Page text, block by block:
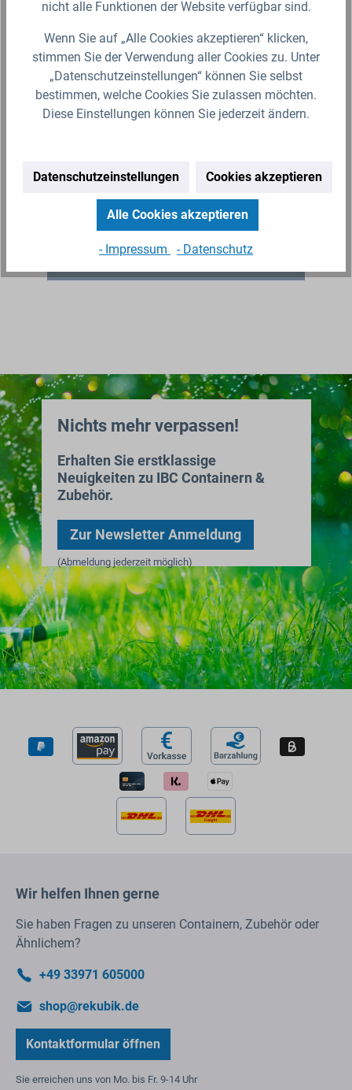
10x NBR Dichtung O-Ring für Innengewinde
Swivel Überwurfmutter
hervorragende Beständigkeit…
Lieferzeit 2-3 Werktage (Versand mit DHL Paket)
Nichts mehr verpassen!
Erhalten Sie erstklassige
Neuigkeiten zu IBC Containern &
Zubehör.
Zur Newsletter Anmeldung
(Abmeldung jederzeit möglich)
Wir helfen Ihnen gerne
Sie haben Fragen zu unseren Containern, Zubehör oder
Ähnlichem?
+49 33971 605000
shop@rekubik.de
Kontaktformular öffnen
Sie erreichen uns von Mo. bis Fr. 9-14 Uhr
nicht alle Funktionen der Website verfügbar sind.
Wenn Sie auf „Alle Cookies akzeptieren“ klicken,
stimmen Sie der Verwendung aller Cookies zu. Unter
„Datenschutzeinstellungen“ können Sie selbst
bestimmen, welche Cookies Sie zulassen möchten.
Diese Einstellungen können Sie jederzeit ändern.
Datenschutzeinstellungen Cookies akzeptieren
Alle Cookies akzeptieren
- Impressum - Datenschutz